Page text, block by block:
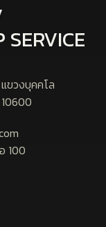
SERVICE
ขวงบุคคโล
100